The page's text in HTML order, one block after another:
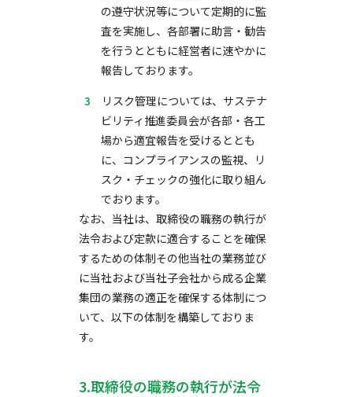
の遵守状況等について定期的に監
査を実施し、各部署に助言・勧告
を行うとともに経営者に速やかに
報告しております。
リスク管理については、サステナ
ビリティ推進委員会が各部・各工
場から適宜報告を受けるととも
に、コンプライアンスの監視、リ
スク・チェックの強化に取り組ん
でおります。
なお、当社は、取締役の職務の執行が
法令および定款に適合することを確保
するための体制その他当社の業務並び
に当社および当社子会社から成る企業
集団の業務の適正を確保する体制につ
いて、以下の体制を構築しておりま
す。
3.取締役の職務の執行が法令